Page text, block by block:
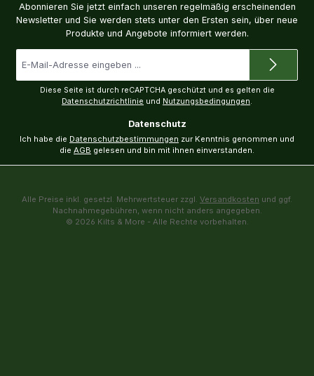
Abonnieren Sie jetzt einfach unseren regelmäßig erscheinenden
Newsletter und Sie werden stets unter den Ersten sein, über neue
Produkte und Angebote informiert werden.
Mail-
Diese Seite ist durch reCAPTCHA geschützt und es gelten die
Datenschutzrichtlinie und Nutzungsbedingungen.
Datenschutz
Ich habe die Datenschutzbestimmungen zur Kenntnis genommen und
die AGB gelesen und bin mit ihnen einverstanden.
Alle Preise inkl. gesetzl. Mehrwertsteuer zzgl. Versandkosten und ggf.
Nachnahmegebühren, wenn nicht anders angegeben.
© 2026 Kilts & More - Alle Rechte vorbehalten.